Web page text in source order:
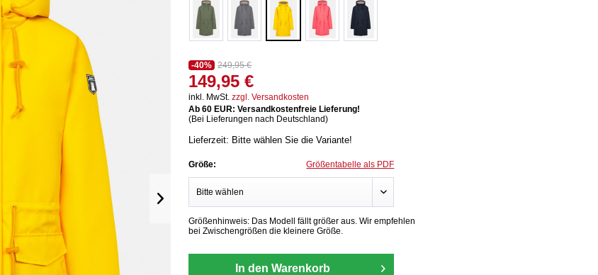
-40% 249,95 €
149,95 €
inkl. MwSt.zzgl. Versandkosten
Ab 60 EUR: Versandkostenfreie Lieferung!
(Bei Lieferungen nach Deutschland)
Lieferzeit: Bitte wählen Sie die Variante!
Größe: Größentabelle als PDF
Größenhinweis: Das Modell fällt größer aus. Wir empfehlen
bei Zwischengrößen die kleinere Größe.
In den Warenkorb